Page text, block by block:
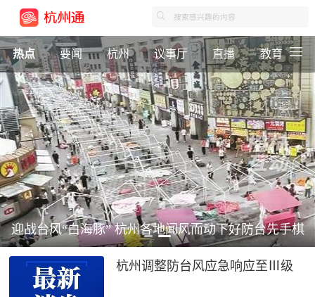
热点 要闻 杭州 议事厅 直播 教育
迎战台风“白海豚” 杭州各地闻风而动下好防台先手棋
杭州调整防台风应急响应至Ⅲ级